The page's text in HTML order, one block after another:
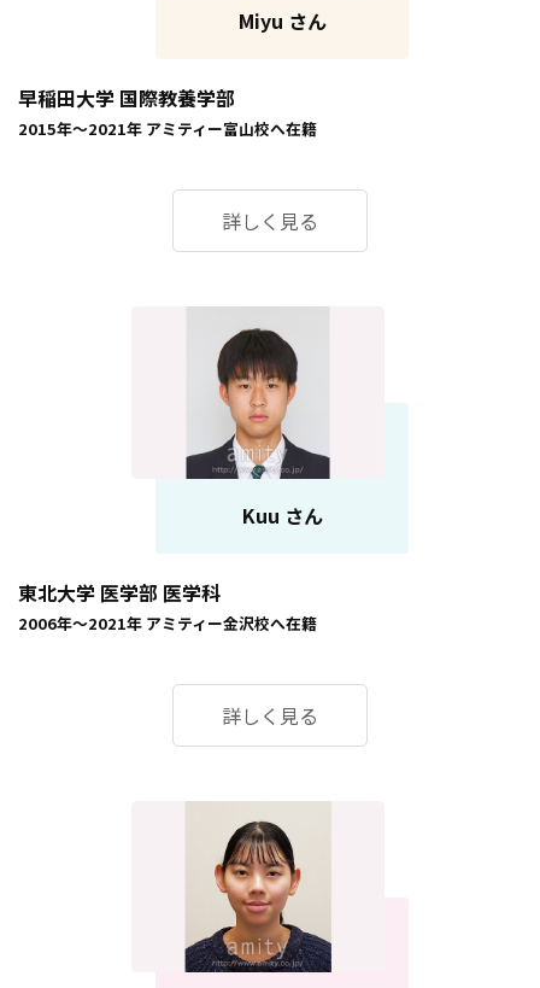
Miyu さん
早稲田大学 国際教養学部
2015年～2021年 アミティー富山校へ在籍
詳しく見る
Kuu さん
東北大学 医学部 医学科
2006年～2021年 アミティー金沢校へ在籍
詳しく見る